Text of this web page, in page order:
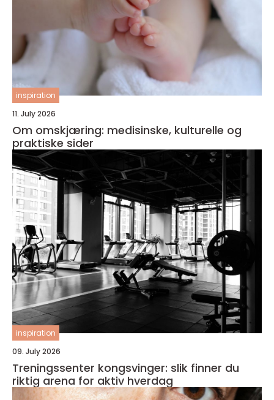
inspiration
11. July 2026
Om omskjæring: medisinske, kulturelle og
praktiske sider
inspiration
09. July 2026
Treningssenter kongsvinger: slik finner du
riktig arena for aktiv hverdag